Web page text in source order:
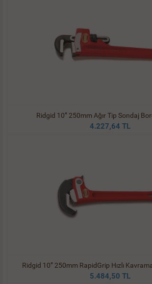
Ridgid 10” 250mm Ağır Tip Sondaj
4.227,64 TL
Ridgid 10” 250mm RapidGrip Hızlı
5.484,50 TL